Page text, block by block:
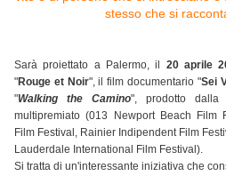
Sarà proiettato a Palermo, il 20 aprile
"Rouge et Noir", il film documentario "Sei
"Walking the Camino", prodotto dalla
multipremiato (013 Newport Beach Film
Film Festival, Rainier Indipendent Film
Lauderdale International Film Festival).
Si tratta di un'interessante iniziativa che